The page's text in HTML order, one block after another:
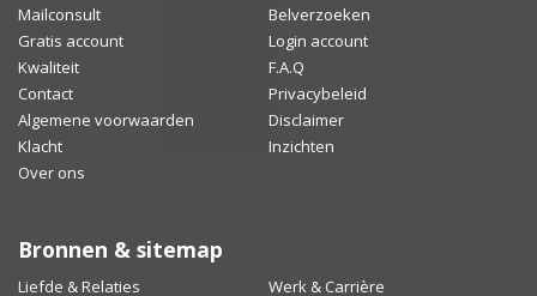
Mailconsult
Belverzoeken
Gratis account
Login account
Kwaliteit
F.A.Q
Contact
Privacybeleid
Algemene voorwaarden
Disclaimer
Klacht
Inzichten
Over ons
Bronnen & sitemap
Liefde & Relaties Werk & Carrière